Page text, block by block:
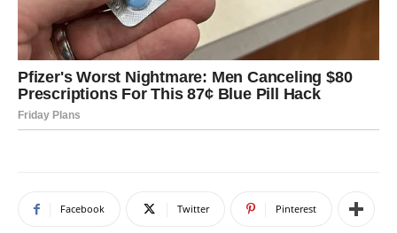
Facebook Twitter Pinterest